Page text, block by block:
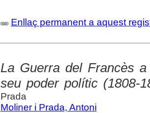
Enllaç permanent a aquest
La Guerra del Francès
seu poder polític (1808-
Prada
Moliner i Prada, Antoni